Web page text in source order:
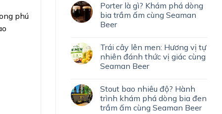
phú
Porter là gì? Khám phá dòng
bia trầm ấm cùng Seaman
Beer
Trái cây lên men: Hương vị tự
nhiên đánh thức vị giác cùng
Seaman Beer
Stout bao nhiêu độ? Hành
trình khám phá dòng bia đen
trầm ấm cùng Seaman Beer